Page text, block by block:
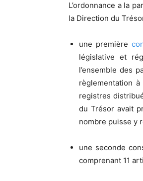
L’ordonnance a la
la Direction du
une première
législative et
l’ensemble des
règlementation
registres
du Trésor avait
nombre puisse y
une seconde
comprenant 11